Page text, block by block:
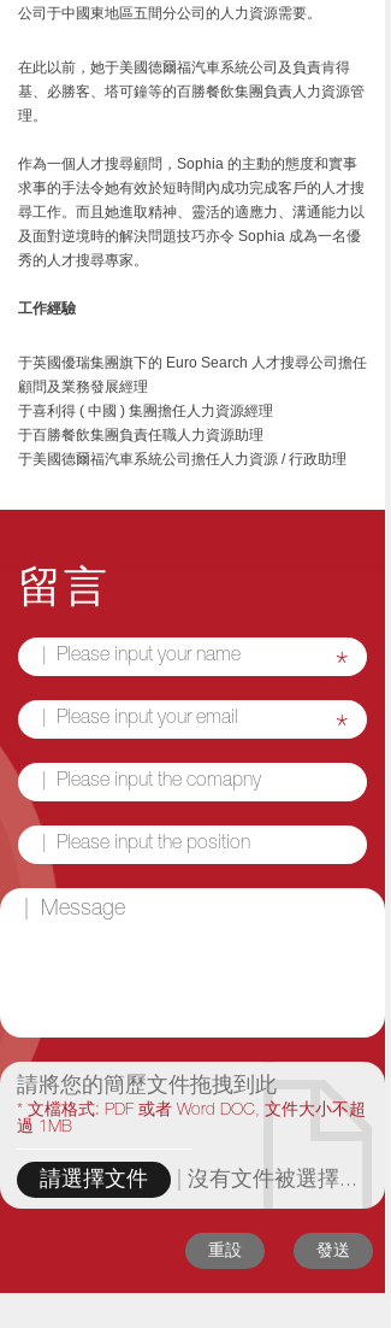
公司于中國東地區五間分公司的人力資源需要。
在此以前，她于美國德爾福汽車系統公司及負責肯得
基、必勝客、塔可鐘等的百勝餐飲集團負責人力資源管
理。
作為一個人才搜尋顧問，Sophia 的主動的態度和實事
求事的手法令她有效於短時間內成功完成客戶的人才搜
尋工作。而且她進取精神、靈活的適應力、溝通能力以
及面對逆境時的解決問題技巧亦令 Sophia 成為一名優
秀的人才搜尋專家。
工作經驗
于英國優瑞集團旗下的 Euro Search 人才搜尋公司擔任
顧問及業務發展經理
于喜利得 ( 中國 ) 集團擔任人力資源經理
于百勝餐飲集團負責任職人力資源助理
于美國德爾福汽車系統公司擔任人力資源 / 行政助理
留言
*
*
請將您的簡歷文件拖拽到此
* 文檔格式: PDF 或者 Word DOC, 文件大小不超
過 1MB
請選擇文件 沒有文件被選擇...
重設 發送